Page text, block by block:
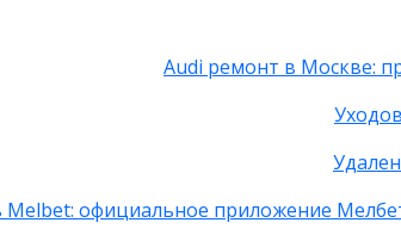
Audi ремонт в Москве:
Melbet: официальное приложение